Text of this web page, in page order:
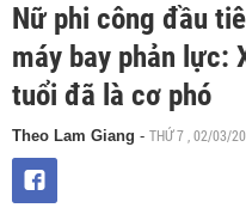
Nữ phi công đầu
máy bay phản lực:
tuổi đã là cơ phó
Theo Lam Giang - THỨ 7 , 02/03/